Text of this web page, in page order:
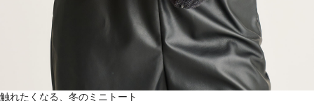
触れたくなる、冬のミニトート